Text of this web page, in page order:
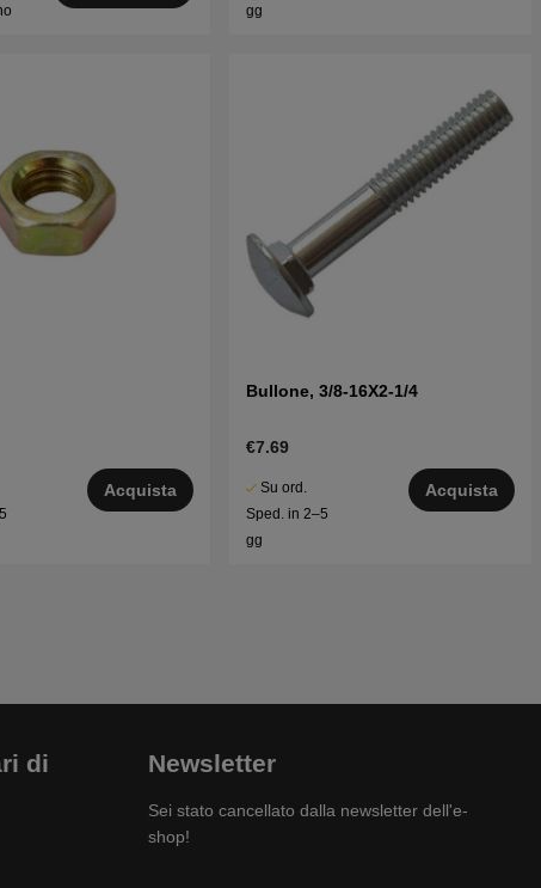
gg
Acquista
Bullone, 3/8-16X2-1/4
€7.69
Su ord.
Sped. in 2–5
gg
Acquista
di
Newsletter
Sei stato cancellato dalla newsletter dell'e-
shop!